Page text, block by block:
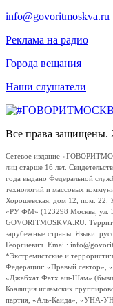
info@govoritmoskva.ru
Реклама на радио
Города вещания
Наши слушатели
Все права защищены.
Сетевое издание
лиц старше 16 лет.
года выдано Федеральной
технологий и массовых
Хорошевская, дом 12, пом. 22.
«РУ ФМ» (123298 Москва, ул.
GOVORITMOSKVA.RU.
зарубежные страны. Языки:
Георгиевич. Email:
*Экстремистские и
Федерации: «Правый сектор»,
«Джабхат Фатх аш-Шам»
Коалиция исламских
партия, «Аль-Каида», «УНА-